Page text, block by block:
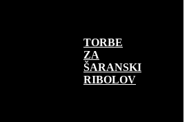
TORBE
ZA
ŠARANSKI
RIBOLOV